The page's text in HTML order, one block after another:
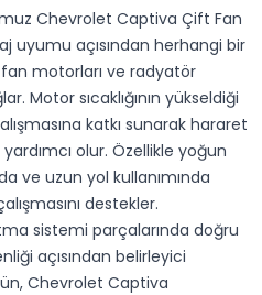
Chevrolet Captiva Çift Fan
uyumu açısından herhangi bir
motorları ve radyatör
Motor sıcaklığının yükseldiği
katkı sunarak hararet
olur. Özellikle yoğun
ve uzun yol kullanımında
destekler.
sistemi parçalarında doğru
açısından belirleyici
Chevrolet Captiva